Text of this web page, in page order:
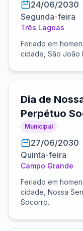
24/06/2030
Segunda-feira
Três Lagoas
Feriado em
cidade, São João
Dia de
Perpétuo
Municipal
27/06/2030
Quinta-feira
Campo Grande
Feriado em
cidade, Nossa
Socorro.